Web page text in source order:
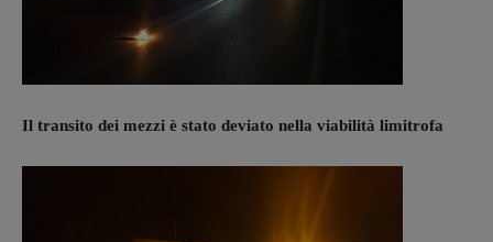
Il transito dei mezzi è stato deviato nella viabilità limitrofa